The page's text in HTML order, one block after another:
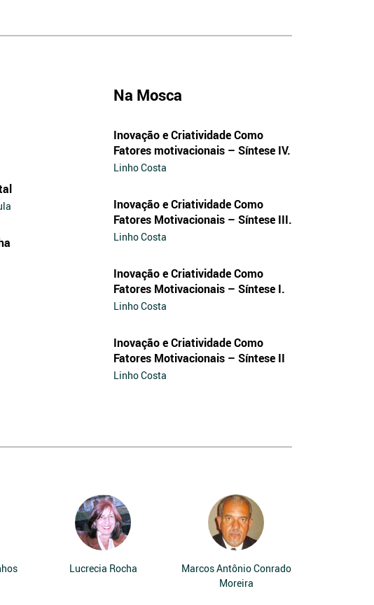
Na Mosca
Inovação e Criatividade Como
Fatores motivacionais – Síntese IV.
Linho Costa
Inovação e Criatividade Como
Fatores Motivacionais – Síntese III.
Linho Costa
Inovação e Criatividade Como
Fatores Motivacionais – Síntese I.
Linho Costa
Inovação e Criatividade Como
Fatores Motivacionais – Síntese II
Linho Costa
Lucrecia Rocha
Marcos Antônio Conrado
Moreira